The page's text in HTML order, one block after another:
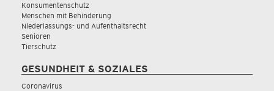
Konsumentenschutz
Menschen mit Behinderung
Niederlassungs- und Aufenthaltsrecht
Senioren
Tierschutz
GESUNDHEIT & SOZIALES
Coronavirus